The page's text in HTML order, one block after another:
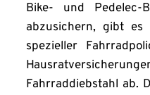
Bike- und Pedelec-
abzusichern, gibt es
spezieller
Fahrraddiebstahl ab.